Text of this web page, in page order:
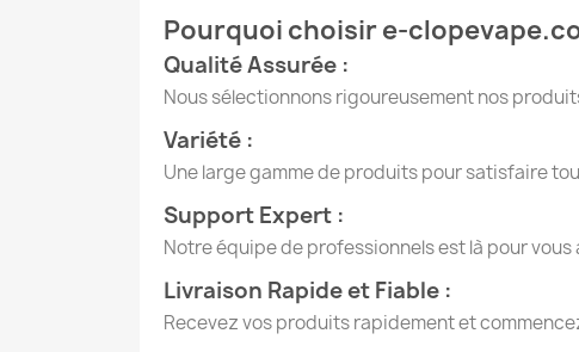
Pourquoi choisir e-
Qualité Assurée :
Nous sélectionnons rigoureusement nos
Variété :
Une large gamme de produits pour satisfaire
Support Expert :
Notre équipe de professionnels est là pour
Livraison Rapide et Fiable :
Recevez vos produits rapidement et